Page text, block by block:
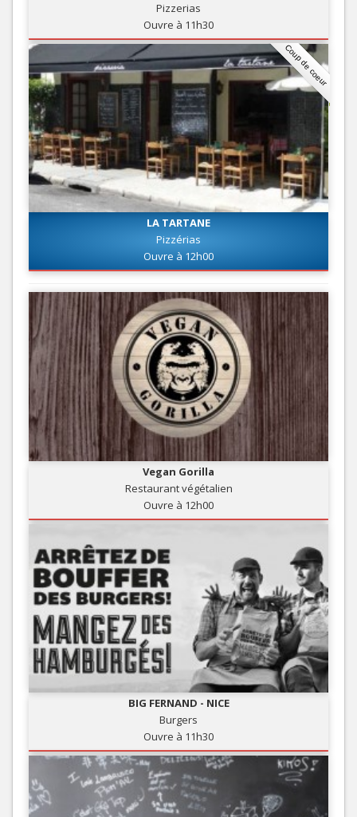
Pizzerias
Ouvre à 11h30
Coup de coeur
LA TARTANE
Pizzérias
Ouvre à 12h00
Vegan Gorilla
Restaurant végétalien
Ouvre à 12h00
BIG FERNAND - NICE
Burgers
Ouvre à 11h30